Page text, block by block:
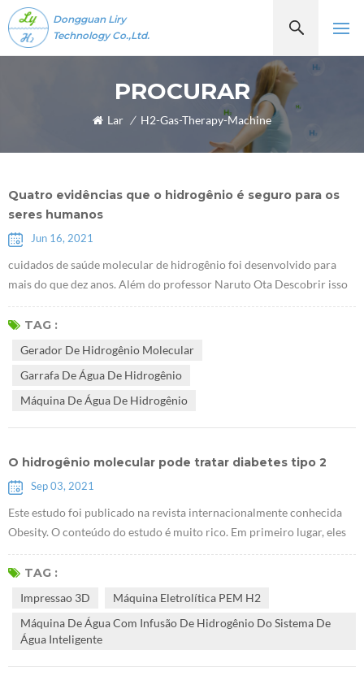
Dongguan Liry
Technology Co.,Ltd.
PROCURAR
Lar / H2-Gas-Therapy-Machine
Quatro evidências que o hidrogênio é seguro para os
seres humanos
Jun 16, 2021
cuidados de saúde molecular de hidrogênio foi desenvolvido para
mais do que dez anos. Além do professor Naruto Ota Descobrir isso
moléculas de hidrogênioTer propriedades antioxidantes seletivas em
2007, alguns estudiosos descobriram recentemente que o hidrogênio
resultados ...
TAG :
Gerador De Hidrogênio Molecular
Garrafa De Água De Hidrogênio
Máquina De Água De Hidrogênio
O hidrogênio molecular pode tratar diabetes tipo 2
Sep 03, 2021
Este estudo foi publicado na revista internacionalmente conhecida
Obesity. O conteúdo do estudo é muito rico. Em primeiro lugar, eles
descobriram queE Máquina eletrolítica PEM H2 pode promover o
acúmulo de glicogênio no fígado. Eles usaram camundongos db / db
Health...
TAG :
Impressao 3D
Máquina Eletrolítica PEM H2
Máquina De Água Com Infusão De Hidrogênio Do Sistema De
Água Inteligente